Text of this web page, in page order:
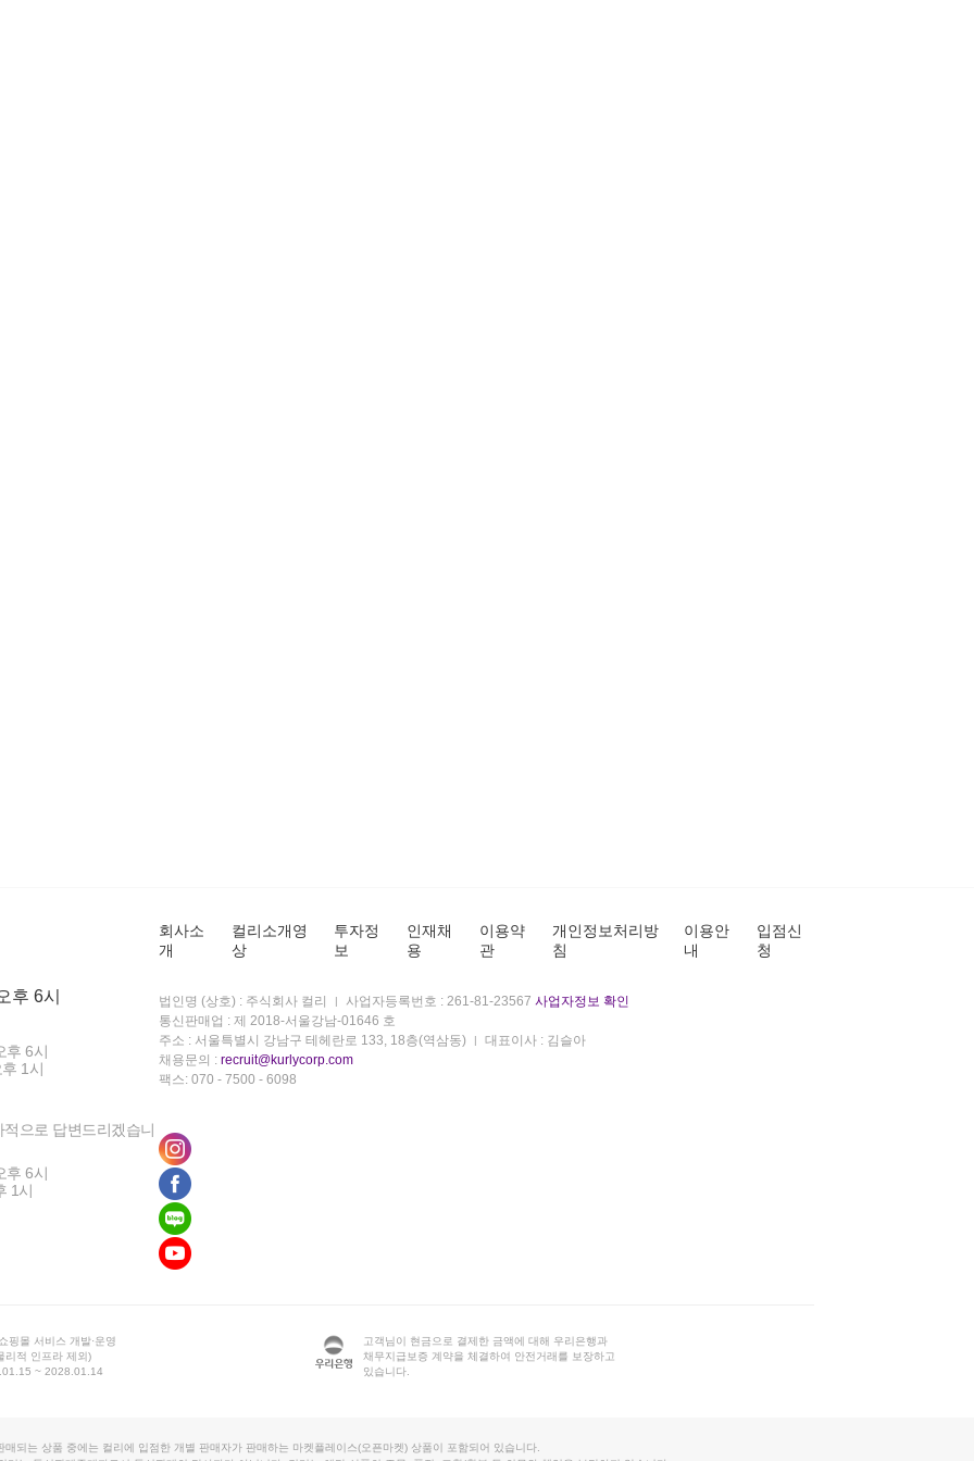
후 6시
후 6시
1시
으로 답변드리겠습니
후 6시
1시
회사소
개
컬리소개영
상
투자정
보
인재채
용
이용약
관
개인정보처리방
침
이용안
내
입점신
청
법인명 (상호) : 주식회사 컬리 사업자등록번호 : 261-81-23567 사업자정보 확인
통신판매업 : 제 2018-서울강남-01646 호
주소 : 서울특별시 강남구 테헤란로 133, 18층(역삼동)
대표이사 : 김슬아
채용문의 : recruit@kurlycorp.com
팩스: 070 - 7500 - 6098
핑몰 서비스 개발·운영
리적 인프라 제외)
~ 2028.01.14
고객님이 현금으로 결제한 금액에 대해 우리은행과
채무지급보증 계약을 체결하여 안전거래를 보장하고
있습니다.
매되는 상품 중에는 컬리에 입점한 개별 판매자가 판매하는 마켓플레이스(오픈마켓) 상품이 포함되어 있습니다.